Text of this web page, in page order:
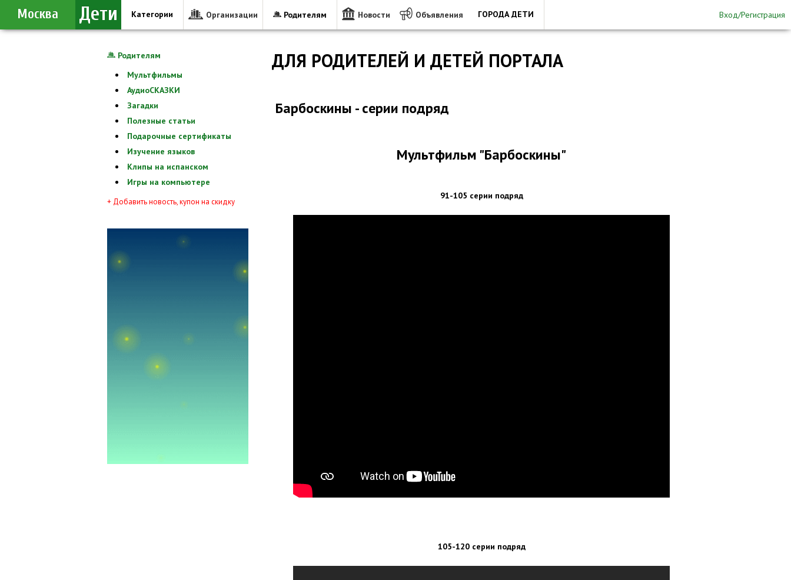
Москва Дети Категории Организации Родителям Новости Объявления ГОРОДА ДЕТИ Вход/Регистрация
Родителям
Мультфильмы
АудиоСКАЗКИ
Загадки
Полезные статьи
Подарочные сертификаты
Изучение языков
Клипы на испанском
Игры на компьютере
+ Добавить новость, купон на скидку
ДЛЯ РОДИТЕЛЕЙ И ДЕТЕЙ ПОРТАЛА
Барбоскины - серии подряд
Мультфильм "Барбоскины"
91-105 серии подряд
105-120 серии подряд